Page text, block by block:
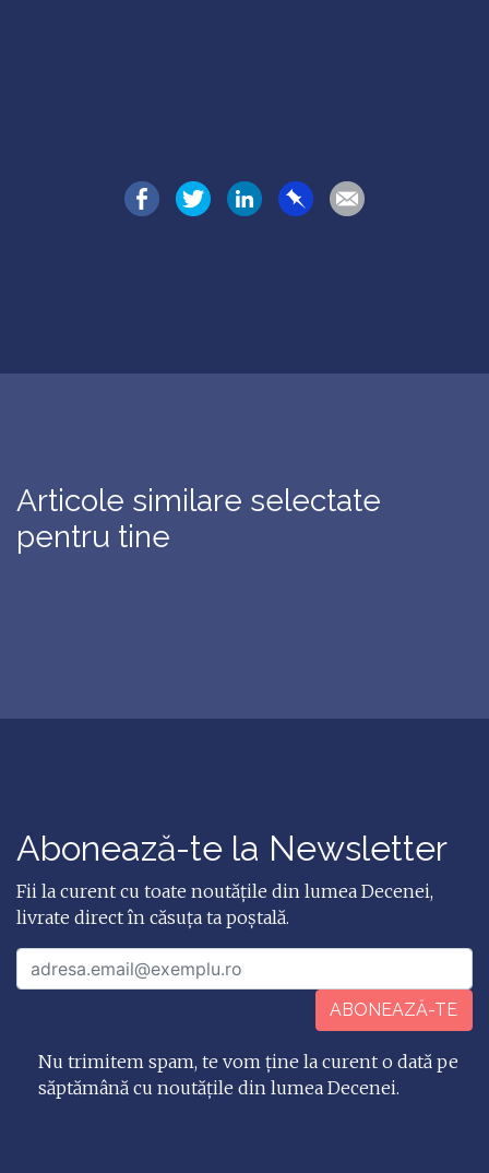
Articole similare selectate
pentru tine
Abonează-te la Newsletter
Fii la curent cu toate noutățile din lumea Decenei,
livrate direct în căsuța ta poștală.
ABONEAZĂ-TE
Nu trimitem spam, te vom ține la curent o dată pe
săptămână cu noutățile din lumea Decenei.